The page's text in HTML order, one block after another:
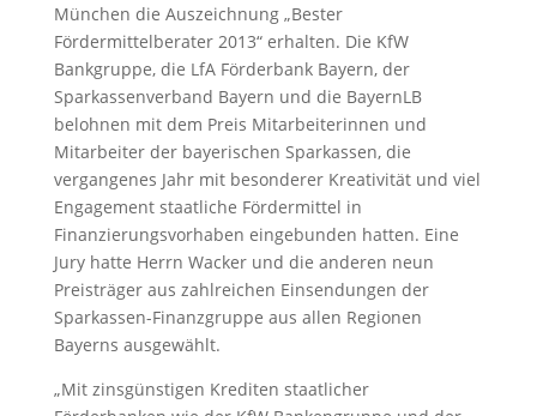
München die Auszeichnung „Bester
Fördermittelberater 2013“ erhalten. Die KfW
Bankgruppe, die LfA Förderbank Bayern, der
Sparkassenverband Bayern und die BayernLB
belohnen mit dem Preis Mitarbeiterinnen und
Mitarbeiter der bayerischen Sparkassen, die
vergangenes Jahr mit besonderer Kreativität und viel
Engagement staatliche Fördermittel in
Finanzierungsvorhaben eingebunden hatten. Eine
Jury hatte Herrn Wacker und die anderen neun
Preisträger aus zahlreichen Einsendungen der
Sparkassen-Finanzgruppe aus allen Regionen
Bayerns ausgewählt.
„Mit zinsgünstigen Krediten staatlicher